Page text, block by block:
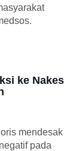
ke Nakes
mendesak
pada